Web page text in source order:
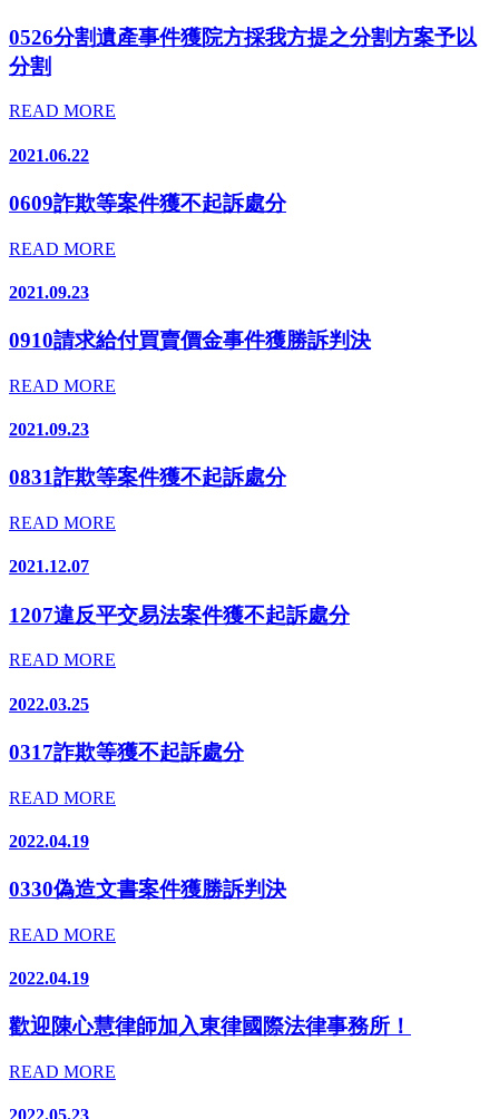
0526分割遺產事件獲院方採我方提之分割方案予以
分割
READ MORE
2021.06.22
0609詐欺等案件獲不起訴處分
READ MORE
2021.09.23
0910請求給付買賣價金事件獲勝訴判決
READ MORE
2021.09.23
0831詐欺等案件獲不起訴處分
READ MORE
2021.12.07
1207違反平交易法案件獲不起訴處分
READ MORE
2022.03.25
0317詐欺等獲不起訴處分
READ MORE
2022.04.19
0330偽造文書案件獲勝訴判決
READ MORE
2022.04.19
歡迎陳心慧律師加入東律國際法律事務所！
READ MORE